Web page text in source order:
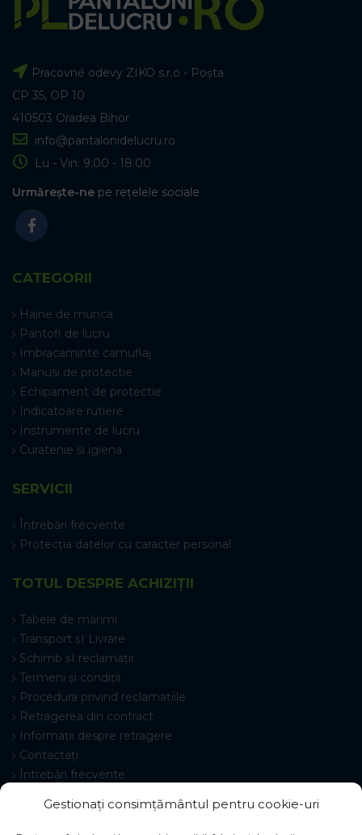
Gestionați consimțământul pentru cookie-uri
Pracovné odevy ZIKO s.r.o - Poșta
CP 35, OP 10
410503 Oradea Bihor
info@pantalonidelucru.ro
Lu - Vin: 9:00 - 18:00
Urmărește-ne pe rețelele sociale
CATEGORII
Haine de munca
Pantofi de lucru
Imbracaminte camuflaj
Manusi de protectie
Echipament de protectie
Indicatoare rutiere
Instrumente de lucru
Curatenie si igiena
SERVICII
Întrebări frecvente
Protecția datelor cu caracter personal
TOTUL DESPRE ACHIZIȚII
Tabele de mărimi
Transport șI Livrare
Schimb șI reclamații
Termeni și condiții
Procedura privind reclamațiile
Retragerea din contract
Informații despre retragere
Contactați
Întrebări frecvente